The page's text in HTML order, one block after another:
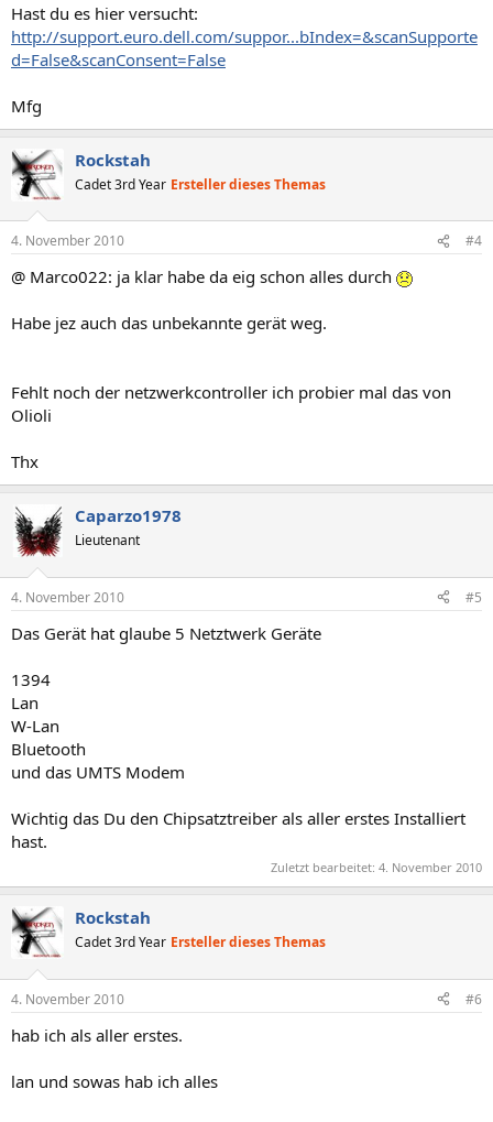
Hast du es hier versucht:
http://support.euro.dell.com/suppor...bIndex=&scanSupporte
d=False&scanConsent=False
Mfg
Rockstah
Cadet 3rd Year Ersteller dieses Themas
4. November 2010 #4
@ Marco022: ja klar habe da eig schon alles durch
Habe jez auch das unbekannte gerät weg.
Fehlt noch der netzwerkcontroller ich probier mal das von
Olioli
Thx
Caparzo1978
Lieutenant
4. November 2010 #5
Das Gerät hat glaube 5 Netztwerk Geräte
1394
Lan
W-Lan
Bluetooth
und das UMTS Modem
Wichtig das Du den Chipsatztreiber als aller erstes Installiert
hast.
Zuletzt bearbeitet: 4. November 2010
Rockstah
Cadet 3rd Year Ersteller dieses Themas
4. November 2010 #6
hab ich als aller erstes.
lan und sowas hab ich alles